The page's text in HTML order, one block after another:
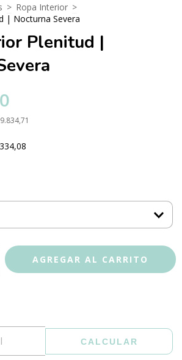
> Ropa Interior >
| Nocturna Severa
Plenitud |
CALCULAR